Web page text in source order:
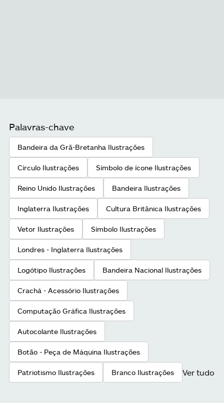
Palavras-chave
Bandeira da Grã-Bretanha Ilustrações
Círculo Ilustrações Símbolo de ícone Ilustrações
Reino Unido Ilustrações Bandeira Ilustrações
Inglaterra Ilustrações Cultura Britânica Ilustrações
Vetor Ilustrações Símbolo Ilustrações
Londres - Inglaterra Ilustrações
Logótipo Ilustrações Bandeira Nacional Ilustrações
Crachá - Acessório Ilustrações
Computação Gráfica Ilustrações
Autocolante Ilustrações
Botão - Peça de Máquina Ilustrações
Patriotismo Ilustrações Branco Ilustrações Ver tudo